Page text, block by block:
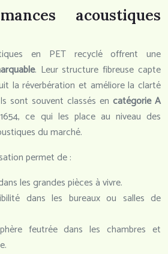
acoustiques
en PET recyclé offrent une
. Leur structure fibreuse capte
la réverbération et améliore la clarté
sont souvent classés en catégorie A
ce qui les place au niveau des
du marché.
permet de :
les grandes pièces à vivre.
dans les bureaux ou salles de
feutrée dans les chambres et